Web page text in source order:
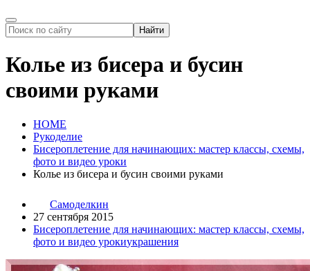
Колье из бисера и бусин
своими руками
HOME
Рукоделие
Бисероплетение для начинающих: мастер классы, схемы,
фото и видео уроки
Колье из бисера и бусин своими руками
Самоделкин
27 сентября 2015
Бисероплетение для начинающих: мастер классы, схемы,
фото и видео урокиукрашения